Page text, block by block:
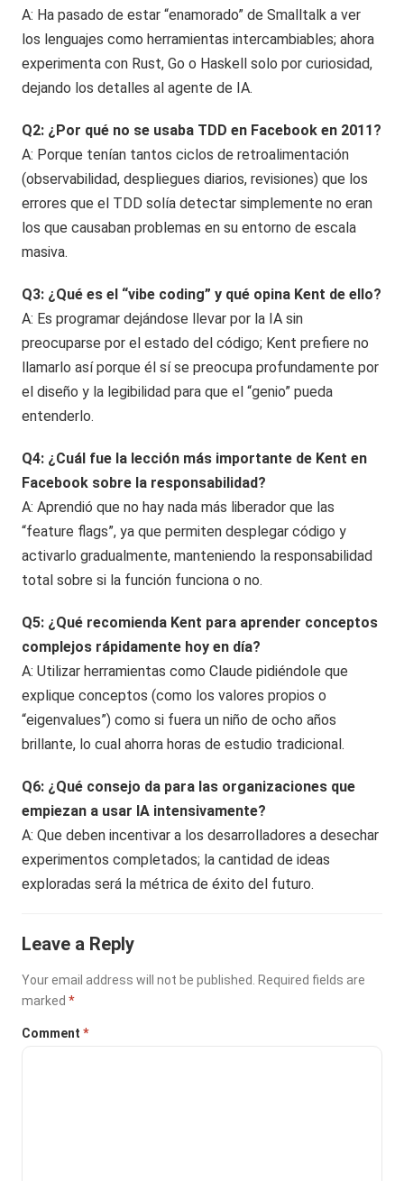
A: Ha pasado de estar “enamorado” de Smalltalk a ver
los lenguajes como herramientas intercambiables; ahora
experimenta con Rust, Go o Haskell solo por curiosidad,
dejando los detalles al agente de IA.
Q2: ¿Por qué no se usaba TDD en Facebook en 2011?
A: Porque tenían tantos ciclos de retroalimentación
(observabilidad, despliegues diarios, revisiones) que los
errores que el TDD solía detectar simplemente no eran
los que causaban problemas en su entorno de escala
masiva.
Q3: ¿Qué es el “vibe coding” y qué opina Kent de ello?
A: Es programar dejándose llevar por la IA sin
preocuparse por el estado del código; Kent prefiere no
llamarlo así porque él sí se preocupa profundamente por
el diseño y la legibilidad para que el “genio” pueda
entenderlo.
Q4: ¿Cuál fue la lección más importante de Kent en
Facebook sobre la responsabilidad?
A: Aprendió que no hay nada más liberador que las
“feature flags”, ya que permiten desplegar código y
activarlo gradualmente, manteniendo la responsabilidad
total sobre si la función funciona o no.
Q5: ¿Qué recomienda Kent para aprender conceptos
complejos rápidamente hoy en día?
A: Utilizar herramientas como Claude pidiéndole que
explique conceptos (como los valores propios o
“eigenvalues”) como si fuera un niño de ocho años
brillante, lo cual ahorra horas de estudio tradicional.
Q6: ¿Qué consejo da para las organizaciones que
empiezan a usar IA intensivamente?
A: Que deben incentivar a los desarrolladores a desechar
experimentos completados; la cantidad de ideas
exploradas será la métrica de éxito del futuro.
Leave a Reply
Your email address will not be published.
Required fields are
marked*
Comment*